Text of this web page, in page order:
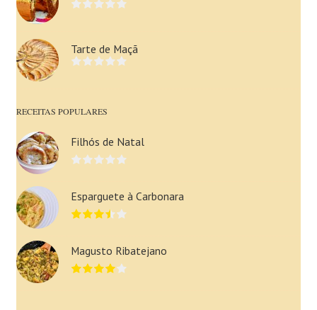
Tarte de Maçã
RECEITAS POPULARES
Filhós de Natal
Esparguete à Carbonara
Magusto Ribatejano